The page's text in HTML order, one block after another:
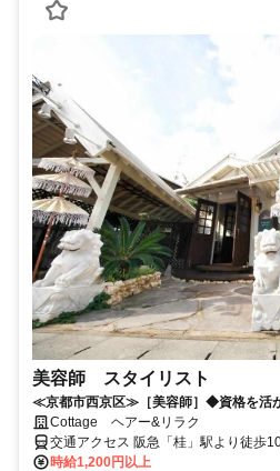
美容師 スタイリスト
≪京都市西京区≫［美容師］◆資格を活
度があるから安心！
Cottage ヘアー&リラク
交通アクセス 阪急「桂」駅より徒歩
時給1,200円以上